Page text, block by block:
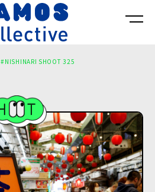
#NISHINARI SHOOT 325